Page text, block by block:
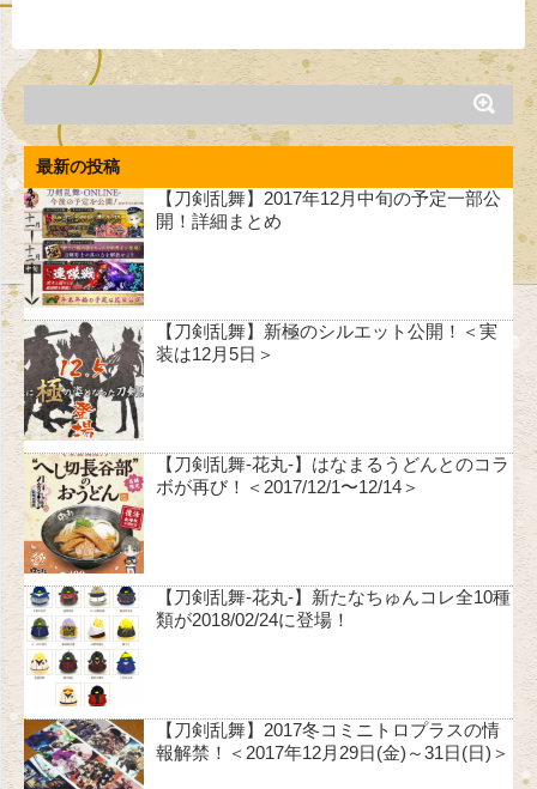
最新の投稿
【刀剣乱舞】2017年12月中旬の予定一部公
開！詳細まとめ
【刀剣乱舞】新極のシルエット公開！＜実
装は12月5日＞
【刀剣乱舞-花丸-】はなまるうどんとのコラ
ボが再び！＜2017/12/1〜12/14＞
【刀剣乱舞-花丸-】新たなちゅんコレ全10種
類が2018/02/24に登場！
【刀剣乱舞】2017冬コミニトロプラスの情
報解禁！＜2017年12月29日(金)～31日(日)＞